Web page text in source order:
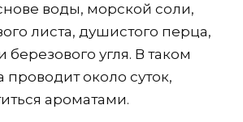
воды, морской соли,
листа, душистого перца,
березового угля. В таком
проводит около суток,
ароматами.